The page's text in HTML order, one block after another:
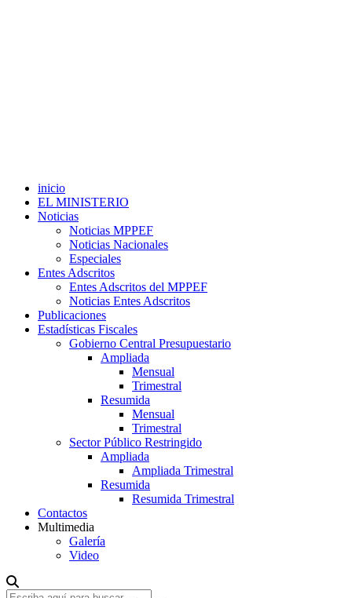
inicio
EL MINISTERIO
Noticias
Noticias MPPEF
Noticias Nacionales
Especiales
Entes Adscritos
Entes Adscritos del MPPEF
Noticias Entes Adscritos
Publicaciones
Estadísticas Fiscales
Gobierno Central Presupuestario
Ampliada
Mensual
Trimestral
Resumida
Mensual
Trimestral
Sector Público Restringido
Ampliada
Ampliada Trimestral
Resumida
Resumida Trimestral
Contactos
Multimedia
Galería
Video